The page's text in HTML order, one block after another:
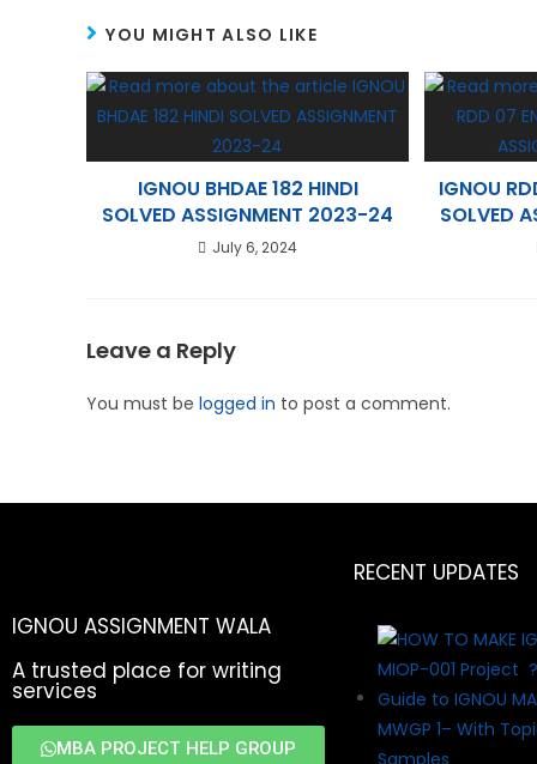
pr
s
g
a
k
d
YOU MIGHT ALSO LIKE
IGNOU BHDAE 182 HINDI
SOLVED ASSIGNMENT 2023-24
July 6, 2024
IGNOU
SOLVED
Leave a Reply
You must be logged in to post a comment.
IGNOU ASSIGNMENT WALA
A trusted place for writing
services
MBA PROJECT HELP GROUP
RECENT UPDATES